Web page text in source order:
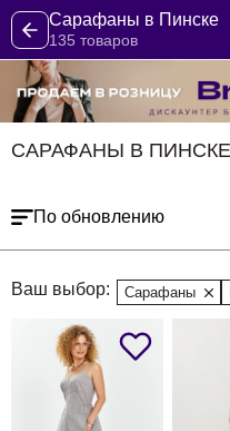
Сарафаны в Пинске
135 товаров
САРАФАНЫ В ПИНСКЕ
По обновлению
Ваш выбор: Сарафаны